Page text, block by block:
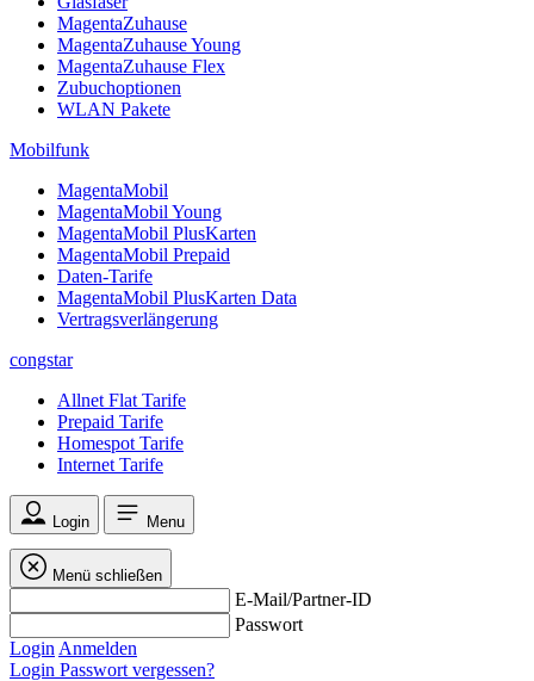
MagentaZuhause
MagentaZuhause Young
MagentaZuhause Flex
Zubuchoptionen
WLAN Pakete
Mobilfunk
MagentaMobil
MagentaMobil Young
MagentaMobil PlusKarten
MagentaMobil Prepaid
Daten-Tarife
MagentaMobil PlusKarten Data
Vertragsverlängerung
congstar
Allnet Flat Tarife
Prepaid Tarife
Homespot Tarife
Internet Tarife
Login Menu
Menü schließen
E-Mail/Partner-ID
Passwort
Login Anmelden
Login Passwort vergessen?